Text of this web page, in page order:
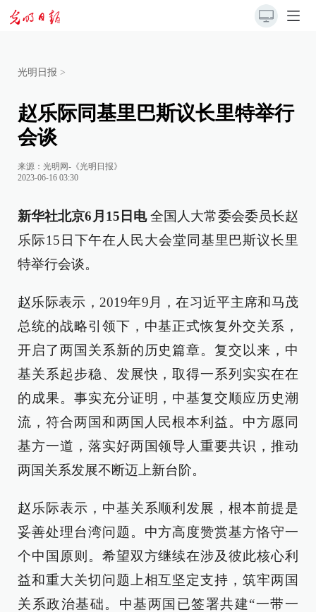
光明日报 >
赵乐际同基里巴斯议长里特举行
会谈
来源： 光明网-《光明日报》
2023-06-16 03:30
新华社北京6月15日电全国人大常委会委员长赵
乐际15日下午在人民大会堂同基里巴斯议长里
特举行会谈。
赵乐际表示，2019年9月，在习近平主席和马茂
总统的战略引领下，中基正式恢复外交关系，
开启了两国关系新的历史篇章。复交以来，中
基关系起步稳、发展快，取得一系列实实在在
的成果。事实充分证明，中基复交顺应历史潮
流，符合两国和两国人民根本利益。中方愿同
基方一道，落实好两国领导人重要共识，推动
两国关系发展不断迈上新台阶。
赵乐际表示，中基关系顺利发展，根本前提是
妥善处理台湾问题。中方高度赞赏基方恪守一
个中国原则。希望双方继续在涉及彼此核心利
益和重大关切问题上相互坚定支持，筑牢两国
关系政治基础。中基两国已签署共建“一带一